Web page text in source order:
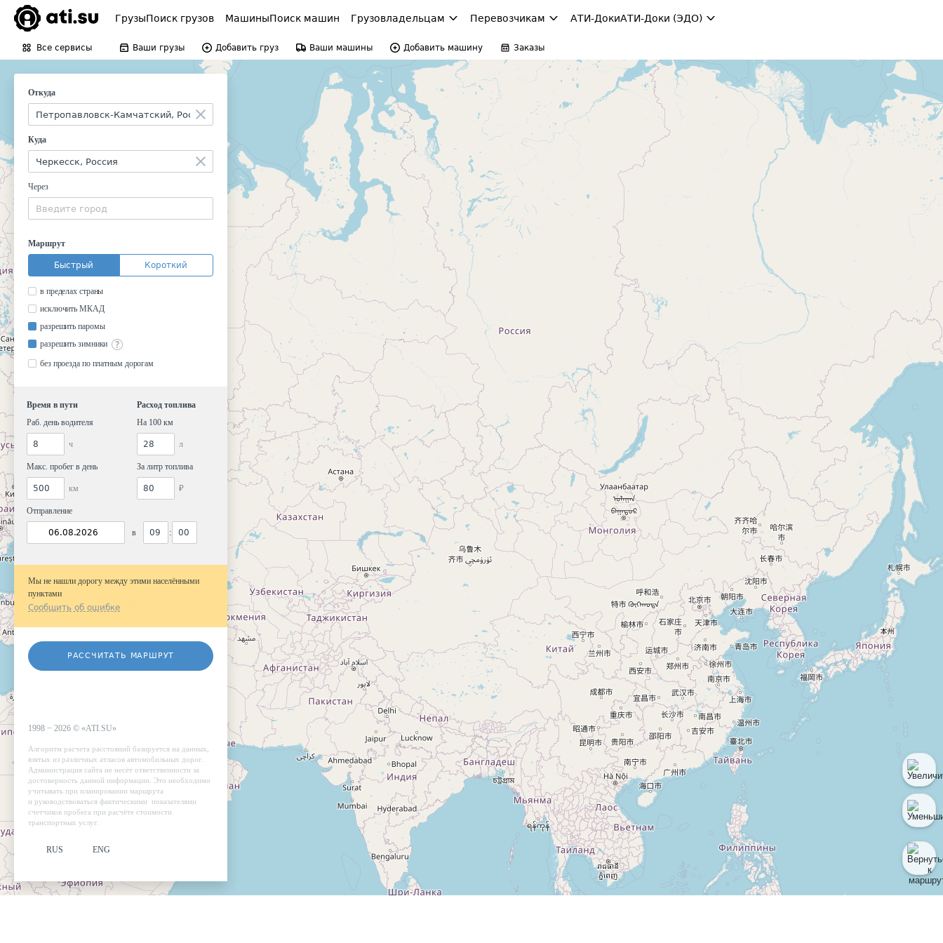
ГрузыПоиск грузов МашиныПоиск машин Грузовладельцам Перевозчикам АТИ-ДокиАТИ-Доки (ЭДО)
Все сервисы Ваши грузы Добавить груз Ваши машины Добавить машину Заказы
Откуда
Куда
Через
Маршрут
Быстрый Короткий
в пределах страны
исключить МКАД
разрешить паромы
разрешить зимники
без проезда по платным дорогам
Время в пути
Раб. день водителя
ч
Макс. пробег в день
км
Отправление
в :
Расход топлива
На 100 км
л
За литр топлива
₽
Мы не нашли дорогу между этими населёнными
пунктами
Сообщить об ошибке
РАССЧИТАТЬ МАРШРУТ
1998 − 2026 © «ATI.SU»
Алгоритм расчета расстояний базируется на данных,
взятых из различных атласов автомобильных дорог.
Администрация сайта не несёт ответственности за
достоверность данной информации. Это необходимо
учитывать при планировании маршрута
и руководствоваться фактическими показателями
счетчиков пробега при расчёте стоимости
транспортных услуг.
RUS ENG